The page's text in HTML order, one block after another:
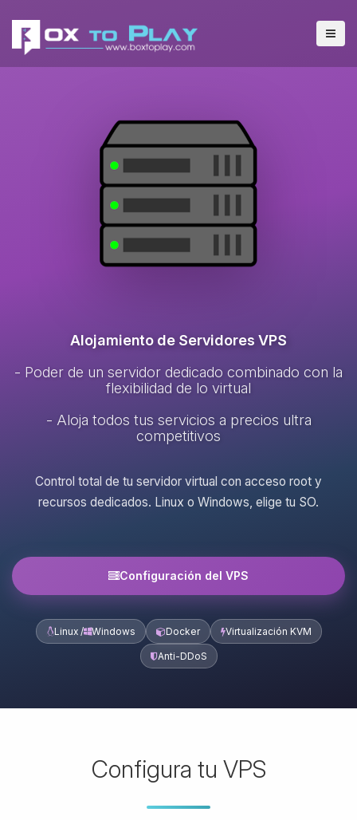
Alojamiento de Servidores VPS
- Poder de un servidor dedicado combinado con la
flexibilidad de lo virtual
- Aloja todos tus servicios a precios ultra
competitivos
Control total de tu servidor virtual con acceso root y
recursos dedicados. Linux o Windows, elige tu SO.
Configuración del VPS
Linux / Windows Docker Virtualización KVM
Anti-DDoS
Configura tu VPS